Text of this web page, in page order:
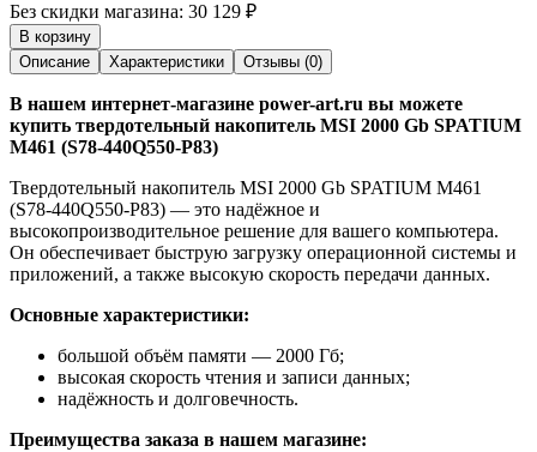
Без скидки магазина: 30 129 ₽
В корзину
Описание
Характеристики Отзывы (0)
В нашем интернет-магазине power-art.ru вы можете
купить твердотельный накопитель MSI 2000 Gb SPATIUM
M461 (S78-440Q550-P83)
Твердотельный накопитель MSI 2000 Gb SPATIUM M461
(S78-440Q550-P83) — это надёжное и
высокопроизводительное решение для вашего компьютера.
Он обеспечивает быструю загрузку операционной системы и
приложений, а также высокую скорость передачи данных.
Основные характеристики:
большой объём памяти — 2000 Гб;
высокая скорость чтения и записи данных;
надёжность и долговечность.
Преимущества заказа в нашем магазине: